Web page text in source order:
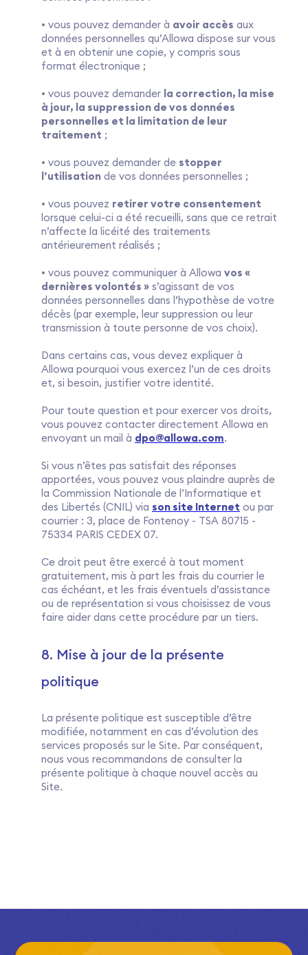
• vous pouvez demander à avoir accès aux
données personnelles qu’Allowa dispose sur vous
et à en obtenir une copie, y compris sous
format électronique ;
• vous pouvez demander la correction, la mise
à jour, la suppression de vos données
personnelles et la limitation de leur
traitement ;
• vous pouvez demander de stopper
l’utilisation de vos données personnelles ;
• vous pouvez retirer votre consentement
lorsque celui-ci a été recueilli, sans que ce retrait
n’affecte la licéité des traitements
antérieurement réalisés ;
• vous pouvez communiquer à Allowa vos «
dernières volontés » s’agissant de vos
données personnelles dans l’hypothèse de votre
décès (par exemple, leur suppression ou leur
transmission à toute personne de vos choix).
Dans certains cas, vous devez expliquer à
Allowa pourquoi vous exercez l’un de ces droits
et, si besoin, justifier votre identité.
Pour toute question et pour exercer vos droits,
vous pouvez contacter directement Allowa en
envoyant un mail à dpo@allowa.com.
Si vous n’êtes pas satisfait des réponses
apportées, vous pouvez vous plaindre auprès de
la Commission Nationale de l’Informatique et
des Libertés (CNIL) via son site Internet ou par
courrier : 3, place de Fontenoy - TSA 80715 -
75334 PARIS CEDEX 07.
Ce droit peut être exercé à tout moment
gratuitement, mis à part les frais du courrier le
cas échéant, et les frais éventuels d’assistance
ou de représentation si vous choisissez de vous
faire aider dans cette procédure par un tiers.
8. Mise à jour de la présente
politique
La présente politique est susceptible d’être
modifiée, notamment en cas d’évolution des
services proposés sur le Site. Par conséquent,
nous vous recommandons de consulter la
présente politique à chaque nouvel accès au
Site.